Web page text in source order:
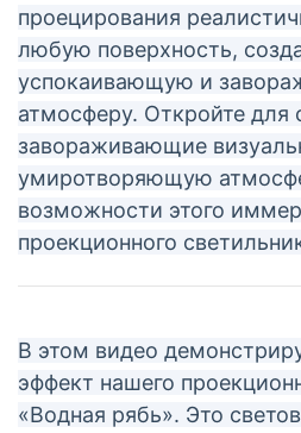
проецирования
любую поверхность,
успокаивающую и
атмосферу. Откройте для
завораживающие
умиротворяющую
возможности этого
проекционного
В этом видео
эффект нашего
«Водная рябь». Это